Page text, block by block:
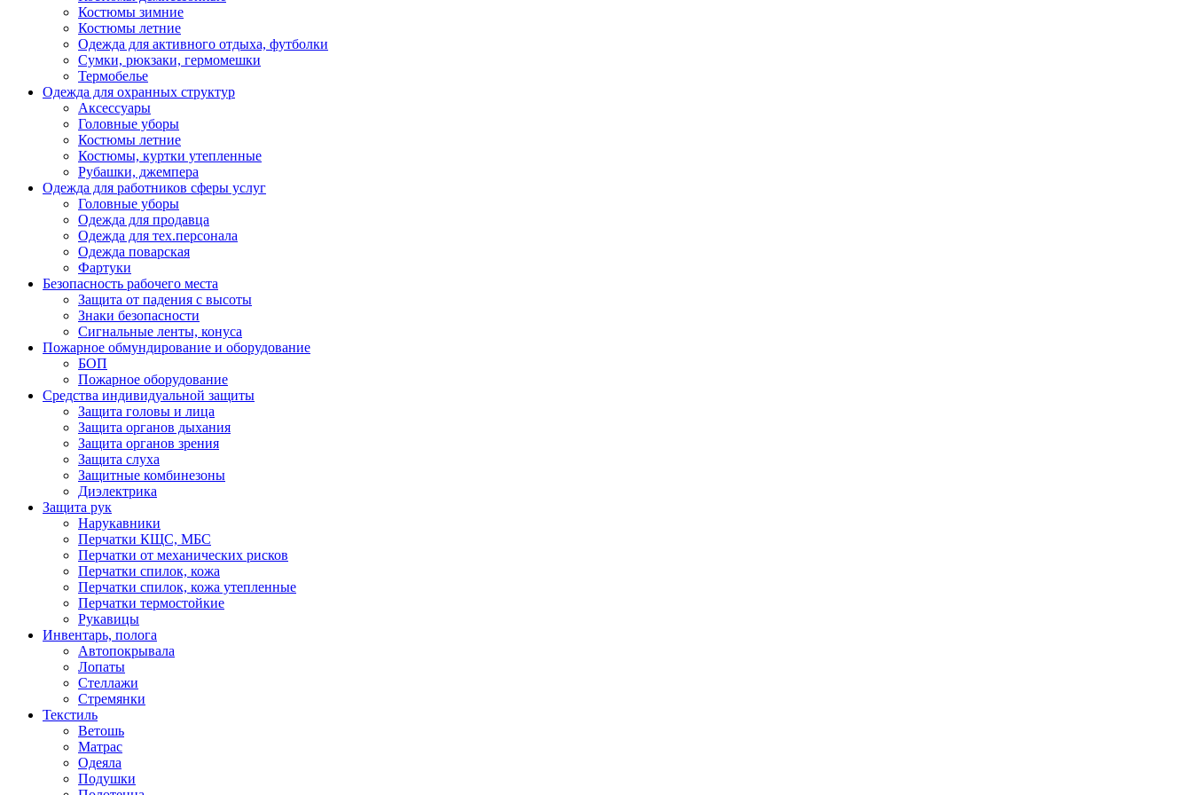
Костюмы зимние
Костюмы летние
Одежда для активного отдыха, футболки
Сумки, рюкзаки, гермомешки
Термобелье
Одежда для охранных структур
Аксессуары
Головные уборы
Костюмы летние
Костюмы, куртки утепленные
Рубашки, джемпера
Одежда для работников сферы услуг
Головные уборы
Одежда для продавца
Одежда для тех.персонала
Одежда поварская
Фартуки
Безопасность рабочего места
Защита от падения с высоты
Знаки безопасности
Сигнальные ленты, конуса
Пожарное обмундирование и оборудование
БОП
Пожарное оборудование
Средства индивидуальной защиты
Защита головы и лица
Защита органов дыхания
Защита органов зрения
Защита слуха
Защитные комбинезоны
Диэлектрика
Защита рук
Нарукавники
Перчатки КЩС, МБС
Перчатки от механических рисков
Перчатки спилок, кожа
Перчатки спилок, кожа утепленные
Перчатки термостойкие
Рукавицы
Инвентарь, полога
Автопокрывала
Лопаты
Стеллажи
Стремянки
Текстиль
Ветошь
Матрас
Одеяла
Подушки